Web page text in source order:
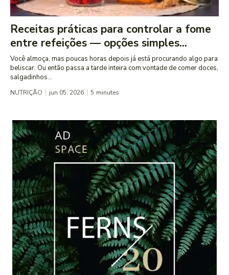
Receitas práticas para controlar a fome
entre refeições — opções simples...
Você almoça, mas poucas horas depois já está procurando algo para
beliscar. Ou então passa a tarde inteira com vontade de comer doces,
salgadinhos...
NUTRIÇÃO jun 05, 2026 5 minutes